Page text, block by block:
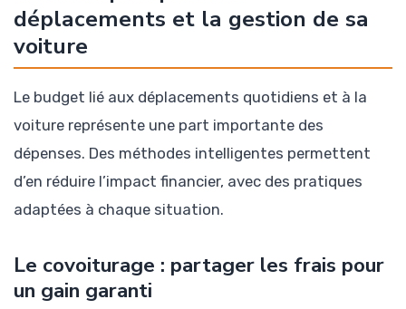
déplacements et la gestion de sa
voiture
Le budget lié aux déplacements quotidiens et à la
voiture représente une part importante des
dépenses. Des méthodes intelligentes permettent
d’en réduire l’impact financier, avec des pratiques
adaptées à chaque situation.
Le covoiturage : partager les frais pour
un gain garanti